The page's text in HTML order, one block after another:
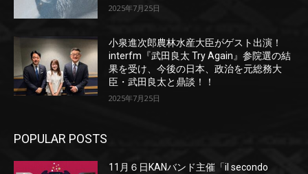
2025年7月25日
小泉進次郎農林水産大臣がゲスト出演！
interfm『武田良太 Try Again』参院選の結
果を受け、今後の日本、政治を元総務大
臣・武田良太と鼎談！！
2025年7月25日
POPULAR POSTS
11月６日KANバンド主催「il secondo